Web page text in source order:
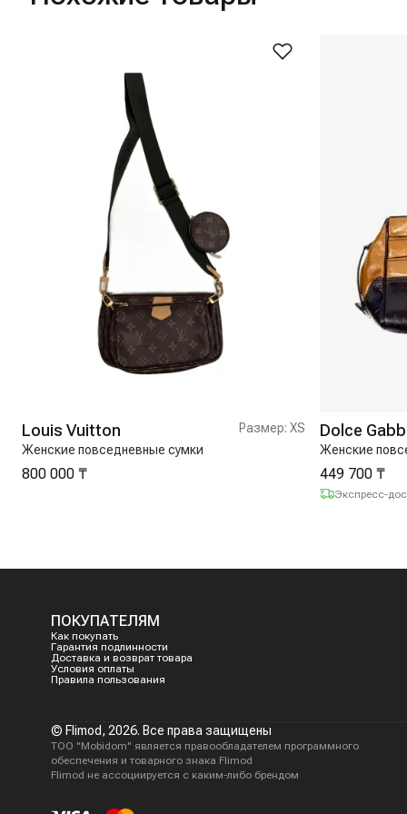
Louis Vuitton
Женские повседневные сумки
Размер: XS
800 000 ₸
Dolce
Женские
449 700 ₸
Экспресс-
ПОКУПАТЕЛЯМ
Как покупать
Гарантия подлинности
Доставка и возврат товара
Условия оплаты
Правила пользования
© Flimod, 2026. Все права защищены
ТОО "Mobidom" является правообладателем программного
обеспечения и товарного знака Flimod
Flimod не ассоциируется с каким-либо брендом